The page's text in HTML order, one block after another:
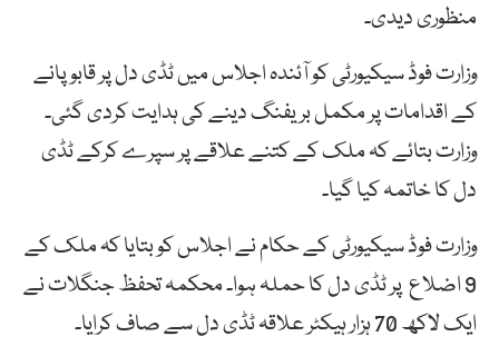
منظوری دیدی۔
وزارت فوڈ سیکیورٹی کو آئندہ اجلاس میں ٹڈی دل پر قابو پانے
کے اقدامات پر مکمل بریفنگ دینے کی ہدایت کردی گئی۔
وزارت بتائے کہ ملک کے کتنے علاقے پر سپرے کرکے ٹڈی
دل کا خاتمہ کیا گیا۔
وزارت فوڈ سیکیورٹی کے حکام نے اجلاس کو بتایا کہ ملک کے
9 اضلاع پر ٹڈی دل کا حملہ ہوا۔ محکمہ تحفظ جنگلات نے
ایک لاکھ 70 ہزار ہیکٹر علاقہ ٹڈی دل سے صاف کرایا۔